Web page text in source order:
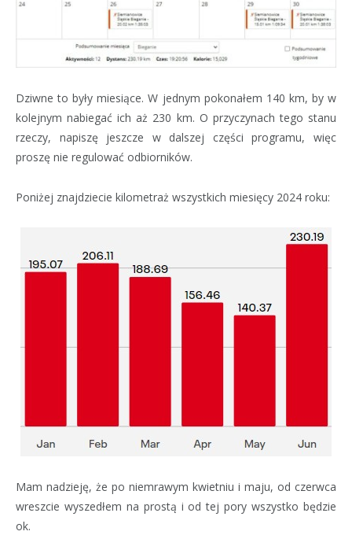
Dziwne to były miesiące. W jednym pokonałem 140 km, by w
kolejnym nabiegać ich aż 230 km. O przyczynach tego stanu
rzeczy, napiszę jeszcze w dalszej części programu, więc
proszę nie regulować odbiorników.
Poniżej znajdziecie kilometraż wszystkich miesięcy 2024 roku:
Mam nadzieję, że po niemrawym kwietniu i maju, od czerwca
wreszcie wyszedłem na prostą i od tej pory wszystko będzie
ok.